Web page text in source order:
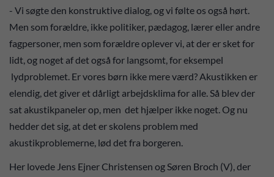
- Vi søgte den konstruktive dialog, og vi følte os også hørt.
Men som forældre, ikke politiker, pædagog, lærer eller andre
fagpersoner, men som forældre oplever vi, at der er sket for
lidt, og noget af det også for langsomt, for eksempel
lydproblemet. Er vores børn ikke mere værd? Akustikken er
elendig, det giver et dårligt arbejdsklima for alle. Så blev der
sat akustikpaneler op, men det hjælper ikke noget. Og nu
hedder det sig, at det er skolens problem med
akustikproblemerne, lød det fra borgeren.
Her lovede Jens Ejner Christensen og Søren Broch (V), der